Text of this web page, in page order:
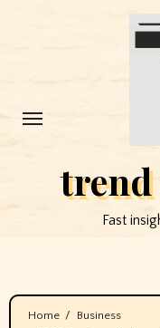
trend
Fast
Home
Business